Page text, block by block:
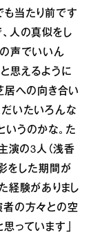
も当たり前です
人の真似をし
声でいいん
思えるように
居への向き合い
だいたいろんな
うのかな。た
演の3人（浅香
をした期間が
経験がありまし
者の方々との空
っています」